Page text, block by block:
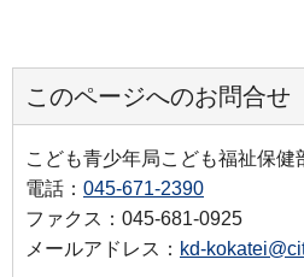
このページへのお問合せ
こども青少年局こども福祉保健
電話： 045-671-2390
ファクス：045-681-0925
メールアドレス： kd-